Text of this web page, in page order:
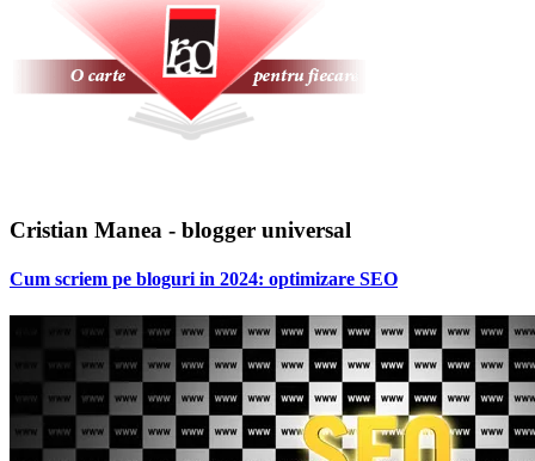
Cristian Manea - blogger universal
Cum scriem pe bloguri in 2024: optimizare SEO